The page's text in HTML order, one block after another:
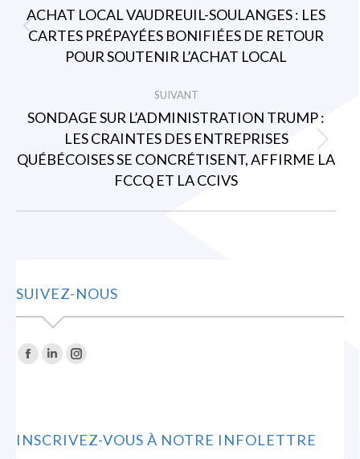
Article
précédent
ACHAT LOCAL VAUDREUIL-SOULANGES : LES
CARTES PRÉPAYÉES BONIFIÉES DE RETOUR
POUR SOUTENIR L’ACHAT LOCAL
SUIVANT
Article
suivant
SONDAGE SUR L’ADMINISTRATION TRUMP :
LES CRAINTES DES ENTREPRISES
QUÉBÉCOISES SE CONCRÉTISENT, AFFIRME LA
FCCQ ET LA CCIVS
SUIVEZ-NOUS
Trouvez nous sur :
La
dans
La
dans
La
dans
INSCRIVEZ-VOUS À NOTRE INFOLETTRE